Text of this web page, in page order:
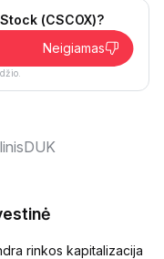
(CSCOX)?
Neigiamas
DUK
rinkos kapitalizacija